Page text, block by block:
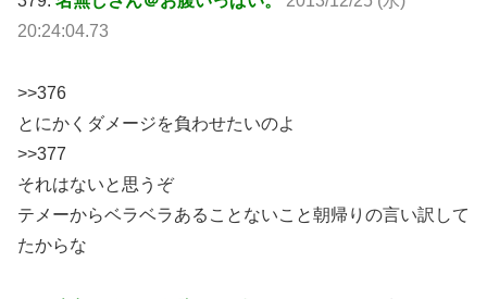
20:24:04.73
>>376
とにかくダメージを負わせたいのよ
>>377
それはないと思うぞ
テメーからベラベラあることないこと朝帰りの言い訳して
たからな